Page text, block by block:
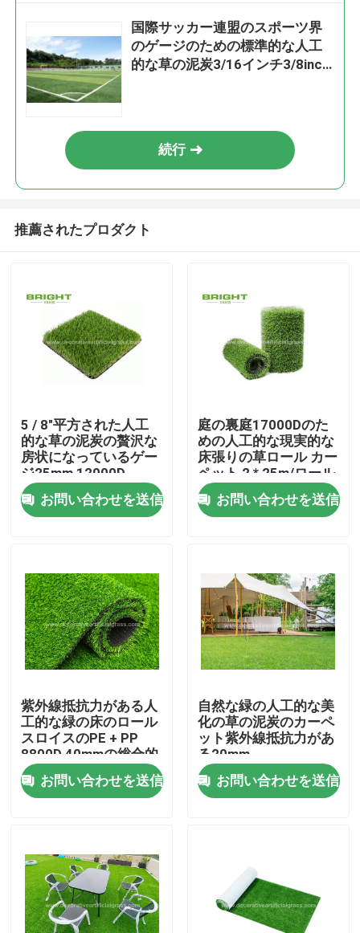
家
製品
工場見学
品質管理
お問い合わせ
ニュース
引用を要求
装飾的な人工的な草
国際サッカー連盟のスポーツ界
のゲージのための標準的な人工
的な草の泥炭3/16インチ3/8inch
続行
推薦されたプロダクト
5 / 8"平方された人工
的な草の泥炭の贅沢な
房状になっているゲー
ジ25mm 12000D
お問い合わせを送信
庭の裏庭17000Dのた
めの人工的な現実的な
床張りの草ロール カー
ペット 2 * 25m/ロール
お問い合わせを送信
紫外線抵抗力がある人
工的な緑の床のロール
スロイスのPE + PP
8800D 40mmの総合的
な草のカーペット
お問い合わせを送信
自然な緑の人工的な美
化の草の泥炭のカーペ
ット紫外線抵抗力があ
る20mm
お問い合わせを送信